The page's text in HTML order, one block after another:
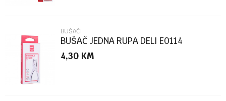
POŠALJI
BUŠAČI
BUŠAČ JEDNA RUPA DELI E0114
4,30 KM